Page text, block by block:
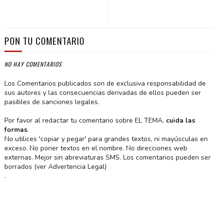
PON TU COMENTARIO
NO HAY COMENTARIOS
Los Comentarios publicados son de exclusiva responsabilidad de
sus autores y las consecuencias derivadas de ellos pueden ser
pasibles de sanciones legales.
Por favor al redactar tu comentario sobre EL TEMA, cuida las
formas.
No utilices 'copiar y pegar' para grandes textos, ni mayúsculas en
exceso. No poner textos en el nombre. No direcciones web
externas. Mejor sin abreviaturas SMS. Los comentarios pueden ser
borrados (ver Advertencia Legal)
.